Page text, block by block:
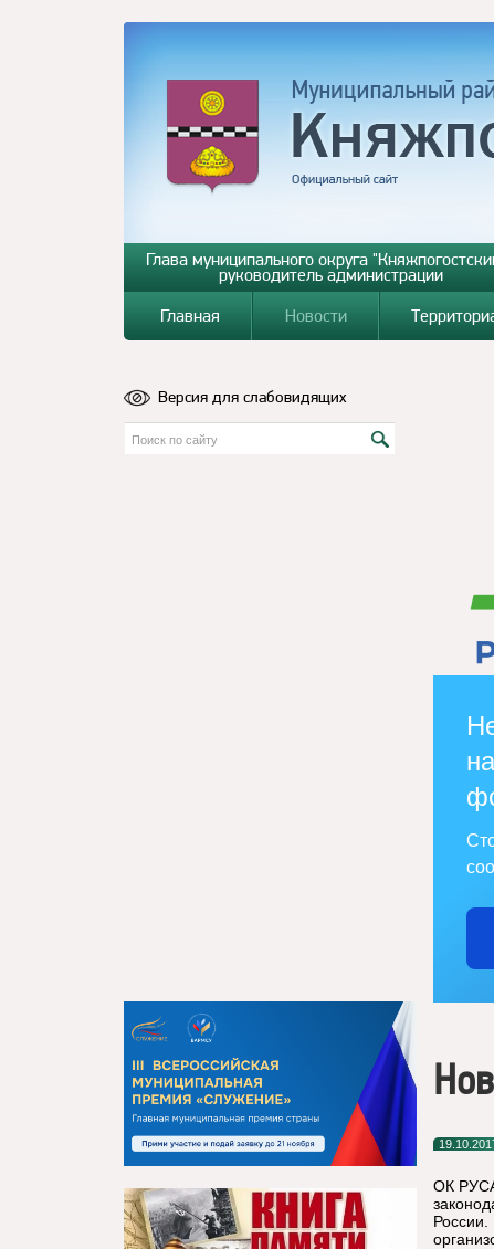
Глава муниципального округа
руководитель администрации
Главная Новости
Версия для слабовидящих
ОК